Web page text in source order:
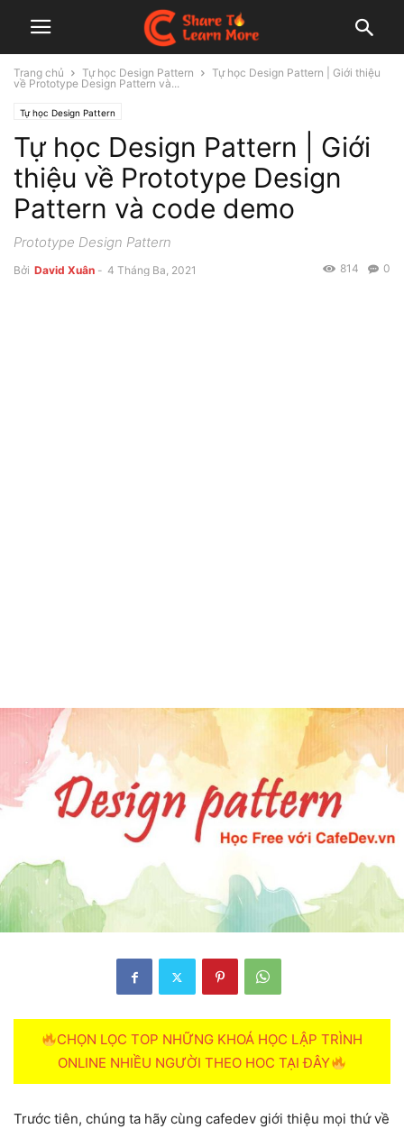
Trang chủ Tự học Design Pattern
Tự học Design Pattern | Giới thiệu
về Prototype Design Pattern và...
Tự học Design Pattern
Tự học Design Pattern | Giới
thiệu về Prototype Design
Pattern và code demo
Prototype Design Pattern
Bởi David Xuân - 4 Tháng Ba, 2021 0
814
CHỌN LỌC TOP NHỮNG KHOÁ HỌC LẬP TRÌNH
ONLINE NHIỀU NGƯỜI THEO HOC TẠI ĐÂY
Trước tiên, chúng ta hãy cùng cafedev giới thiệu mọi thứ về